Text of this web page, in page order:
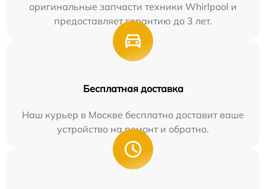
оригинальные запчасти техники Whirlpool и
предоставляет гарантию до 3 лет.
Бесплатная доставка
Наш курьер в Москве бесплатно доставит ваше
устройство на ремонт и обратно.